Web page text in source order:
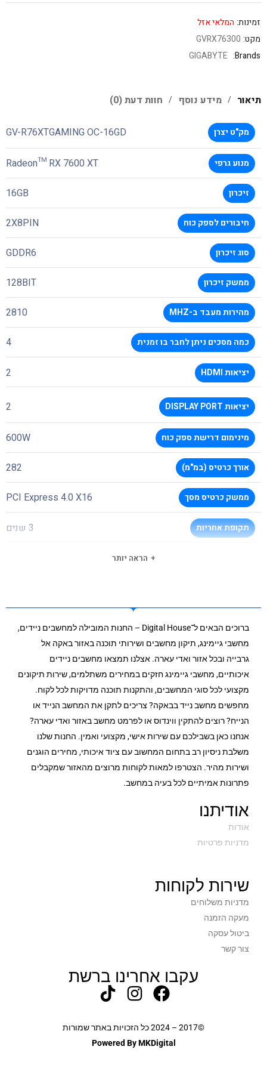
זמינות: המלאי אזל
מקט: GVRX76300
Brands:
GIGABYTE
תיאור מידע נוסף חוות דעת (0)
מק"ט יצרן GV-R76XTGAMING OC-16GD
מנוע גרפי Radeon™ RX 7600 XT
זיכרון 16GB
חיבורים לספק כוח 2X8PIN
סוג זיכרון GDDR6
ממשק זיכרון 128BIT
מהירות מעבד ב-MHZ 2810
כמה מסכים ניתן לחבר בו זמנית 4
יציאות HDMI 2
יציאות DISPLAY PORT 2
מינימום דרישת ספק כוח 600W
אורך כרטיס (במ"מ) 282
ממשק כרטיס מסך PCI Express 4.0 X16
תקופת אחריות 3 שנים
הראה יותר
ברוכים הבאים ל־Digital House – החנות המובילה למחשבים ניידים,
מחשבי גיימינג, תיקון מחשבים ושירותי תוכנה באזור באקה אל
גרבייה ובכל אזור ואדי עארה. אצלנו תמצאו מחשבים ניידים
איכותיים, מחשבי גיימינג חזקים במחירים משתלמים, שירות תיקונים
מקצועי לכל סוגי המחשבים, והתקנות תוכנה מדויקות לכל לקוח.
מחפשים מחשב נייד בבאקה? צריכים לתקן את המחשב הנייד או
הנייח? רוצים להתקין ווינדוס או לפרמט מחשב באזור ואדי עארה?
אנחנו כאן בשבילכם עם שירות אישי, מקצועי ואמין. החנות שלנו
משלבת ניסיון רב בתחום המחשוב עם ציוד איכותי, מחירים הוגנים
ושירות מהיר. הצטרפו למאות לקוחות מרוצים מהאזור שמקבלים
פתרונות אמיתיים לכל בעיה במחשב.
אודיתנו
אודות
מדניות פרטיות
שירות לקוחות
מדניות משלוחים
מעקה הזמנה
ביטול עסקה
צור קשר
עקבו אחרינו ברשת
©2017 – 2024 כל הזכויות באתר שמורות
Powered By MKDigital